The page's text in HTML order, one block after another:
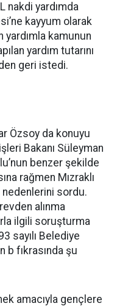
nakdi yardımda
kayyum olarak
yardımla kamunun
yardım tutarını
geri istedi.
Özsoy da konuyu
Bakanı Süleyman
benzer şekilde
rağmen Mızraklı
nedenlerini sordu.
alınma
ilgili soruşturma
sayılı Belediye
b fıkrasında şu
amacıyla gençlere